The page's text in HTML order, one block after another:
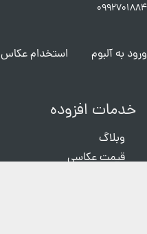
ورود به آلبوم استخدام عکاس
خدمات افزوده
وبلاگ
قیمت عکاسی